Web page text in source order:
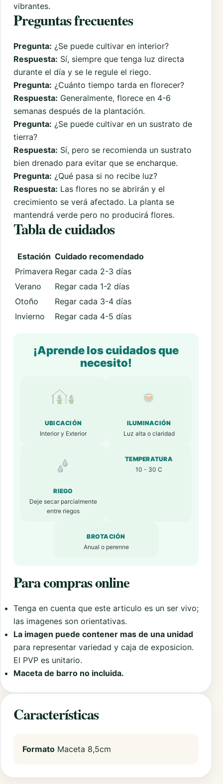
vibrantes.
Preguntas frecuentes
Pregunta: ¿Se puede cultivar en interior?
Respuesta: Sí, siempre que tenga luz directa
durante el día y se le regule el riego.
Pregunta: ¿Cuánto tiempo tarda en florecer?
Respuesta: Generalmente, florece en 4-6
semanas después de la plantación.
Pregunta: ¿Se puede cultivar en un sustrato de
tierra?
Respuesta: Sí, pero se recomienda un sustrato
bien drenado para evitar que se encharque.
Pregunta: ¿Qué pasa si no recibe luz?
Respuesta: Las flores no se abrirán y el
crecimiento se verá afectado. La planta se
mantendrá verde pero no producirá flores.
Tabla de cuidados
Estación Cuidado recomendado
Primavera Regar cada 2-3 días
Verano
Regar cada 1-2 días
Otoño
Regar cada 3-4 días
Invierno
Regar cada 4-5 días
¡Aprende los cuidados que
necesito!
UBICACIÓN
Interior y Exterior
ILUMINACIÓN
Luz alta o claridad
RIEGO
Deje secar parcialmente
entre riegos
TEMPERATURA
10 - 30 C
BROTACIÓN
Anual o perenne
Para compras online
Tenga en cuenta que este articulo es un ser vivo;
las imagenes son orientativas.
La imagen puede contener mas de una unidad
para representar variedad y caja de exposicion.
El PVP es unitario.
Maceta de barro no incluida.
Características
Formato Maceta 8,5cm